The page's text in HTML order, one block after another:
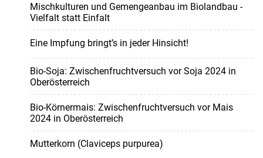
Mischkulturen und Gemengeanbau im Biolandbau -
Vielfalt statt Einfalt
Eine Impfung bringt’s in jeder Hinsicht!
Bio-Soja: Zwischenfruchtversuch vor Soja 2024 in
Oberösterreich
Bio-Körnermais: Zwischenfruchtversuch vor Mais
2024 in Oberösterreich
Mutterkorn (Claviceps purpurea)